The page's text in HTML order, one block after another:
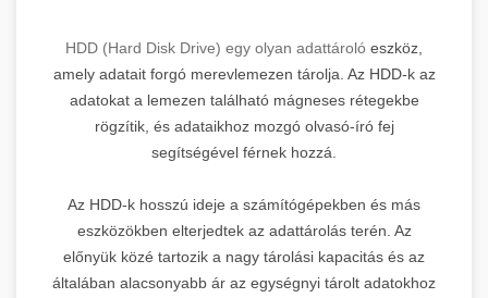
HDD (Hard Disk Drive) egy olyan adattároló eszköz,
amely adatait forgó merevlemezen tárolja. Az HDD-k az
adatokat a lemezen található mágneses rétegekbe
rögzítik, és adataikhoz mozgó olvasó-író fej
segítségével férnek hozzá.
Az HDD-k hosszú ideje a számítógépekben és más
eszközökben elterjedtek az adattárolás terén. Az
előnyük közé tartozik a nagy tárolási kapacitás és az
általában alacsonyabb ár az egységnyi tárolt adatokhoz